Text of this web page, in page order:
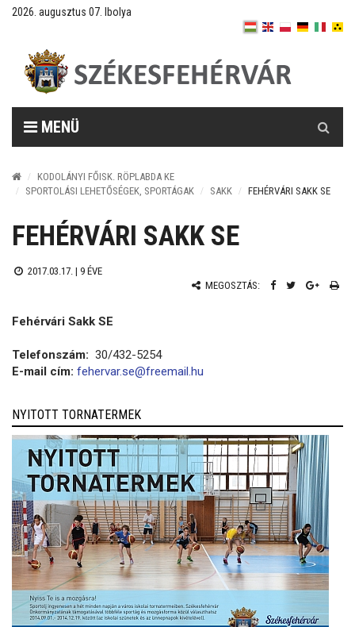
2026. augusztus 07. Ibolya
MENÜ
KODOLÁNYI FŐISK. RÖPLABDA KE
SPORTOLÁSI LEHETŐSÉGEK, SPORTÁGAK
SAKK FEHÉRVÁRI SAKK SE
FEHÉRVÁRI SAKK SE
2017.03.17. | 9 ÉVE
MEGOSZTÁS:
Fehérvári Sakk SE
Telefonszám: 30/432-5254
E-mail cím: fehervar.se@freemail.hu
NYITOTT TORNATERMEK